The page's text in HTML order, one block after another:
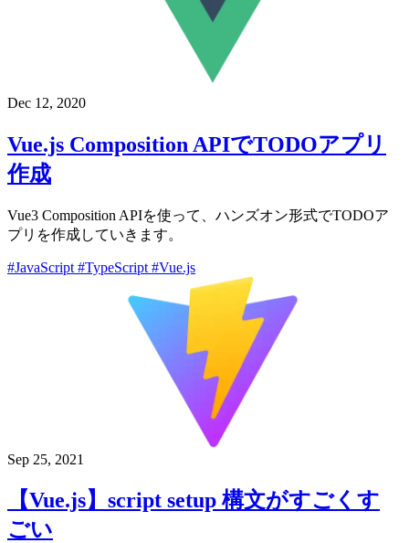
Dec 12, 2020
Vue.js Composition APIでTODOアプリ
作成
Vue3 Composition APIを使って、ハンズオン形式でTODOア
プリを作成していきます。
#JavaScript #TypeScript #Vue.js
Sep 25, 2021
【Vue.js】script setup 構文がすごくす
ごい